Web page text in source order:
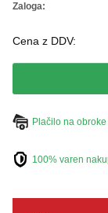
Zaloga:
Cena z DDV:
Plačilo na
100% varen